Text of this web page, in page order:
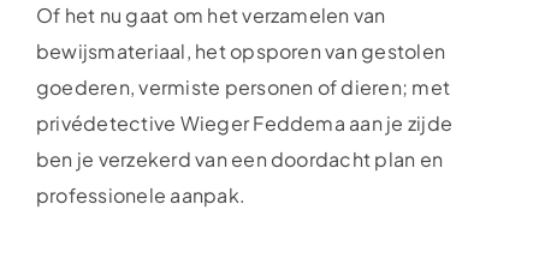
Of het nu gaat om het verzamelen van
bewijsmateriaal, het opsporen van gestolen
goederen, vermiste personen of dieren; met
privédetective Wieger Feddema aan je zijde
ben je verzekerd van een doordacht plan en
professionele aanpak.